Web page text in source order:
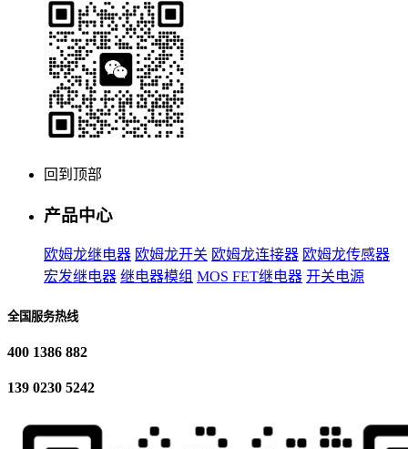
回到顶部
产品中心
欧姆龙继电器 欧姆龙开关 欧姆龙连接器 欧姆龙传感器
宏发继电器 继电器模组 MOS FET继电器 开关电源
全国服务热线
400 1386 882
139 0230 5242